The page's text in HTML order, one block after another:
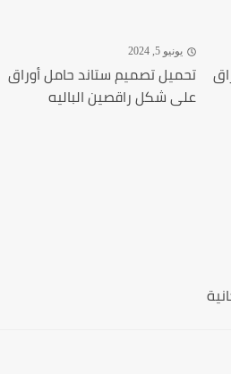
يونيو 5, 2024
تحميل تصميم ستاند حامل أوراق
على شكل راقصين الباليه